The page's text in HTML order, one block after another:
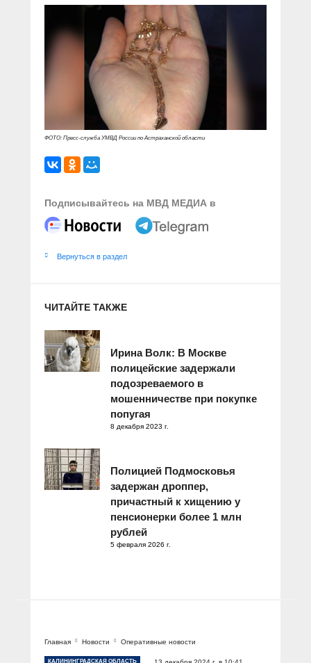
ФОТО: Пресс-служба УМВД России по Астраханской области
Подписывайтесь на МВД МЕДИА в
Вернуться в раздел
ЧИТАЙТЕ ТАКЖЕ
Ирина Волк: В Москве
полицейские задержали
подозреваемого в
мошенничестве при покупке
попугая
8 декабря 2023 г.
Полицией Подмосковья
задержан дроппер,
причастный к хищению у
пенсионерки более 1 млн
рублей
5 февраля 2026 г.
Главная Новости Оперативные новости
КАЛИНИНГРАДСКАЯ ОБЛАСТЬ